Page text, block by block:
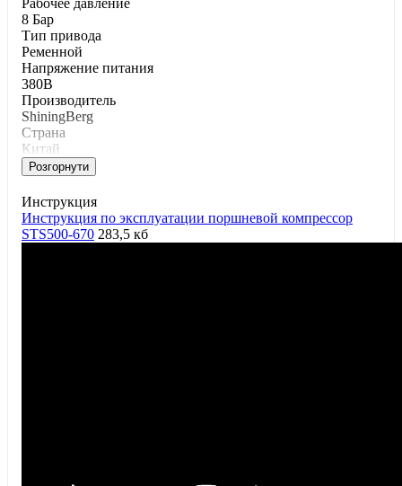
Paбoчee дaвлeниe
8 Бар
Tип пpивoдa
Ременной
Напряжение питания
380В
Производитель
ShiningBerg
Страна
Китай
Розгорнути
Инструкция
Инструкция по эксплуатации поршневой компрессор
STS500-670 283,5 кб